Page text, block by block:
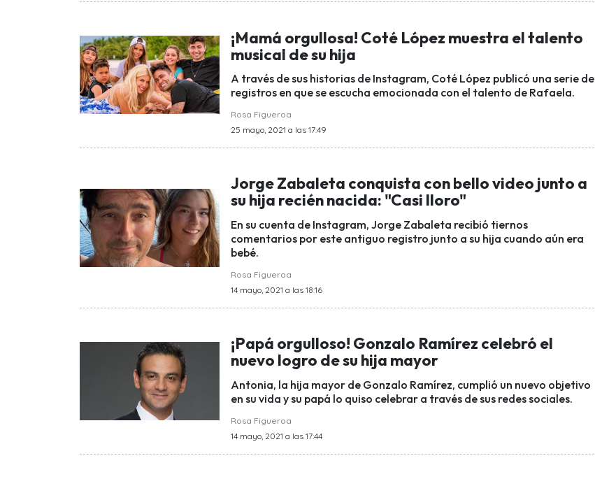
¡Mamá orgullosa! Coté López muestra el talento
musical de su hija
A través de sus historias de Instagram, Coté López publicó una serie de
registros en que se escucha emocionada con el talento de Rafaela.
Rosa Figueroa
25 mayo, 2021 a las 17:49
Jorge Zabaleta conquista con bello video junto a
su hija recién nacida: "Casi lloro"
En su cuenta de Instagram, Jorge Zabaleta recibió tiernos
comentarios por este antiguo registro junto a su hija cuando aún era
bebé.
Rosa Figueroa
14 mayo, 2021 a las 18:16
¡Papá orgulloso! Gonzalo Ramírez celebró el
nuevo logro de su hija mayor
Antonia, la hija mayor de Gonzalo Ramírez, cumplió un nuevo objetivo
en su vida y su papá lo quiso celebrar a través de sus redes sociales.
Rosa Figueroa
14 mayo, 2021 a las 17:44